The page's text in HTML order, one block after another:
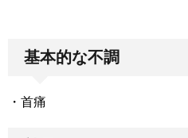
基本的な不調
・首痛